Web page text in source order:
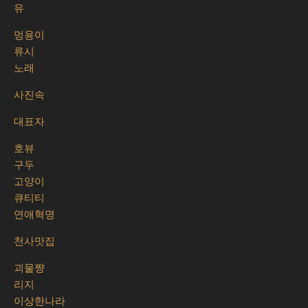
유
멍용이
류시
노래
사진속
대표자
호뷰
구두
고양이
큐티티
연애혁명
천사맛집
괴물쨩
리지
이상한나라